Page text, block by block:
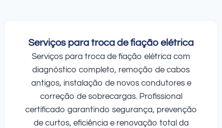
Serviços para troca de fiação elétrica
Serviços para troca de fiação elétrica com
diagnóstico completo, remoção de cabos
antigos, instalação de novos condutores e
correção de sobrecargas. Profissional
certificado garantindo segurança, prevenção
de curtos, eficiência e renovação total da